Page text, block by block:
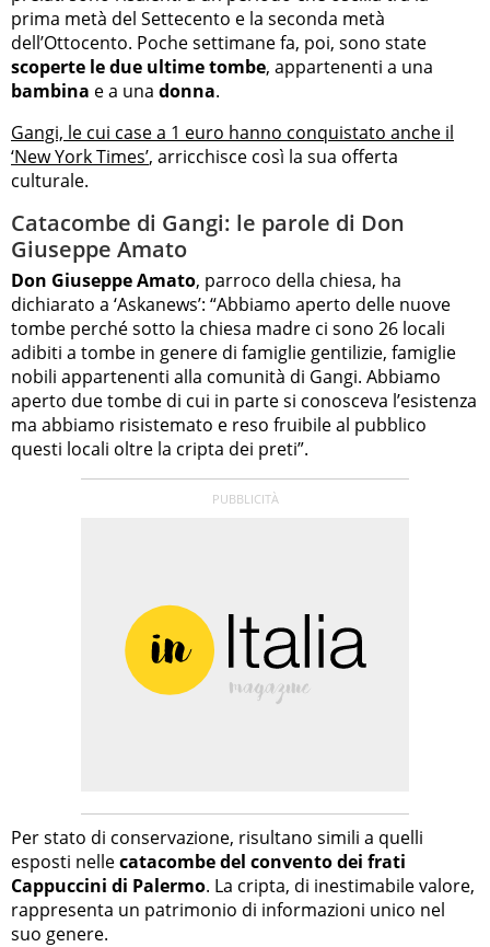
prima metà del Settecento e la seconda metà
dell’Ottocento. Poche settimane fa, poi, sono state
scoperte le due ultime tombe, appartenenti a una
bambina e a una donna.
Gangi, le cui case a 1 euro hanno conquistato anche il
‘New York Times’, arricchisce così la sua offerta
culturale.
Catacombe di Gangi: le parole di Don
Giuseppe Amato
Don Giuseppe Amato, parroco della chiesa, ha
dichiarato a ‘Askanews’: “Abbiamo aperto delle nuove
tombe perché sotto la chiesa madre ci sono 26 locali
adibiti a tombe in genere di famiglie gentilizie, famiglie
nobili appartenenti alla comunità di Gangi. Abbiamo
aperto due tombe di cui in parte si conosceva l’esistenza
ma abbiamo risistemato e reso fruibile al pubblico
questi locali oltre la cripta dei preti”.
Per stato di conservazione, risultano simili a quelli
esposti nellecatacombe del convento dei frati
Cappuccini di Palermo. La cripta, di inestimabile valore,
rappresenta un patrimonio di informazioni unico nel
suo genere.